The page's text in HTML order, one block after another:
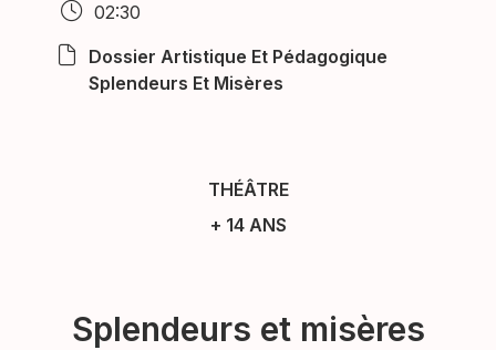
02:30
Dossier Artistique Et Pédagogique
Splendeurs Et Misères
THÉÂTRE
+ 14 ANS
Splendeurs et misères